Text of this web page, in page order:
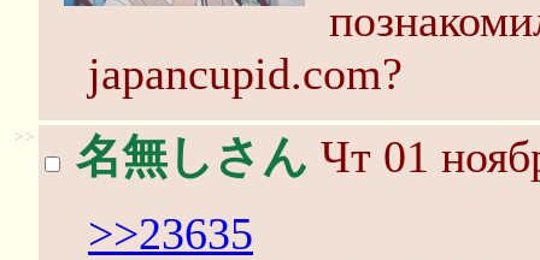
japancupid.com?
>> 名無しさん Чт 01
>>23635